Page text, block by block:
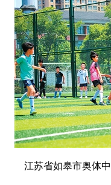
江苏省如皋市奥体中